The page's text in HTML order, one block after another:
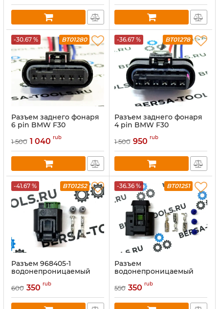
-30.67 % BT01280
Разъем заднего фонаря
6 pin BMW F30
1 500 1 040 rub
-36.67 % BT01278
Разъем заднего фонаря
4 pin BMW F30
1 500 950 rub
-41.67 % BT01252
Разъем 968405-1
водонепроницаемый
600 350 rub
-36.36 % BT01251
Разъем
водонепроницаемый
BMW mercedes-benz
DJ7036C-3.5-21
550 350 rub